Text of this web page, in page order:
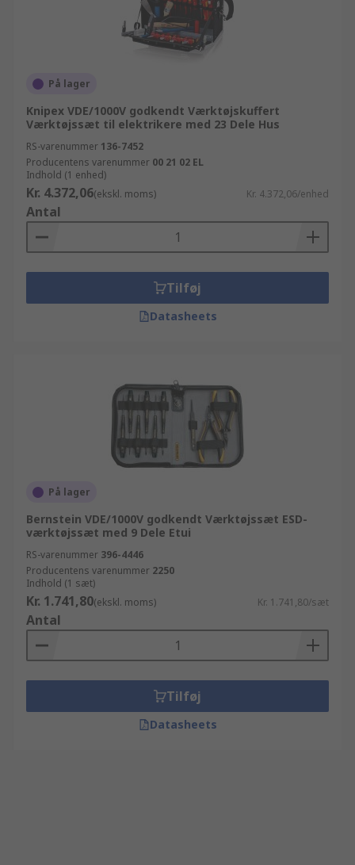
På lager
Knipex VDE/1000V godkendt Værktøjskuffert
Værktøjssæt til elektrikere med 23 Dele Hus
RS-varenummer 136-7452
Producentens varenummer 00 21 02 EL
Indhold (1 enhed)
Kr. 4.372,06(ekskl. moms) Kr. 4.372,06/enhed
Antal
Tilføj
Datasheets
På lager
Bernstein VDE/1000V godkendt Værktøjssæt ESD-
værktøjssæt med 9 Dele Etui
RS-varenummer 396-4446
Producentens varenummer 2250
Indhold (1 sæt)
Kr. 1.741,80(ekskl. moms) Kr. 1.741,80/sæt
Antal
Tilføj
Datasheets